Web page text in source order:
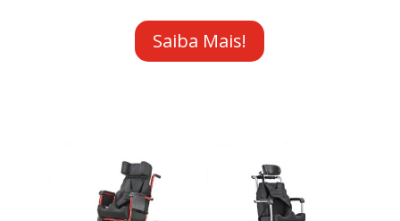
Saiba Mais!